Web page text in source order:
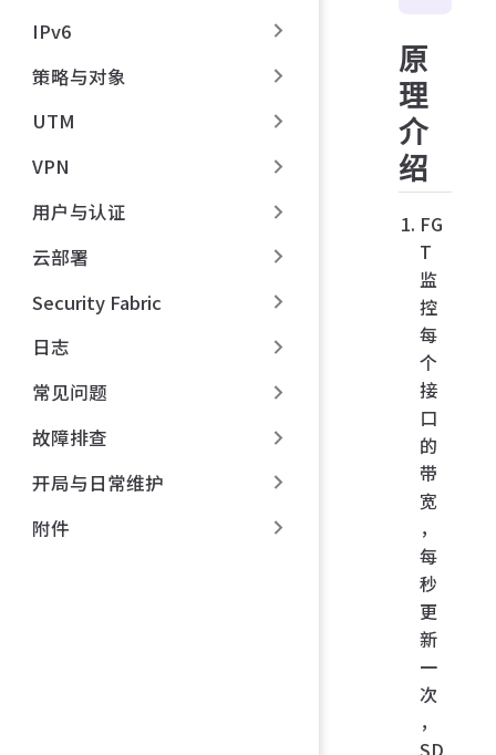
IPv6
策略与对象
UTM
VPN
用户与认证
云部署
Security Fabric
日志
常见问题
故障排查
开局与日常维护
附件
原
理
介
绍
FG
T
监
控
每
个
接
口
的
带
宽
，
每
秒
更
新
一
次
，